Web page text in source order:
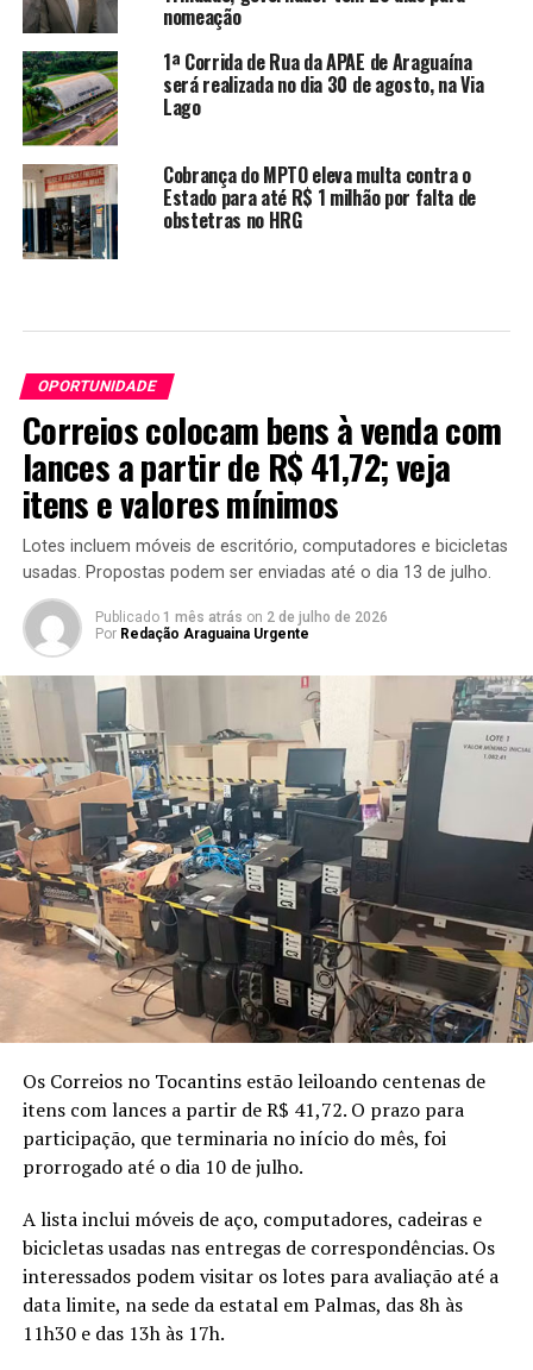
nomeação
1ª Corrida de Rua da APAE de Araguaína
será realizada no dia 30 de agosto, na Via
Lago
Cobrança do MPTO eleva multa contra o
Estado para até R$ 1 milhão por falta de
obstetras no HRG
OPORTUNIDADE
Correios colocam bens à venda com
lances a partir de R$ 41,72; veja
itens e valores mínimos
Lotes incluem móveis de escritório, computadores e bicicletas
usadas. Propostas podem ser enviadas até o dia 13 de julho.
Publicado 1 mês atrás on 2 de julho de 2026
Por Redação Araguaina Urgente
Os Correios no Tocantins estão leiloando centenas de
itens com lances a partir de R$ 41,72. O prazo para
participação, que terminaria no início do mês, foi
prorrogado até o dia 10 de julho.
A lista inclui móveis de aço, computadores, cadeiras e
bicicletas usadas nas entregas de correspondências. Os
interessados podem visitar os lotes para avaliação até a
data limite, na sede da estatal em Palmas, das 8h às
11h30 e das 13h às 17h.